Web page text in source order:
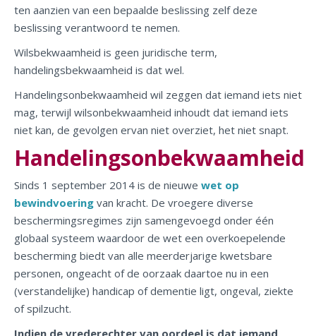
ten aanzien van een bepaalde beslissing zelf deze
beslissing verantwoord te nemen.
Wilsbekwaamheid is geen juridische term,
handelingsbekwaamheid is dat wel.
Handelingsonbekwaamheid wil zeggen dat iemand iets niet
mag, terwijl wilsonbekwaamheid inhoudt dat iemand iets
niet kan, de gevolgen ervan niet overziet, het niet snapt.
Handelingsonbekwaamheid
Sinds 1 september 2014 is de nieuwe wet op
bewindvoering van kracht. De vroegere diverse
beschermingsregimes zijn samengevoegd onder één
globaal systeem waardoor de wet een overkoepelende
bescherming biedt van alle meerderjarige kwetsbare
personen, ongeacht of de oorzaak daartoe nu in een
(verstandelijke) handicap of dementie ligt, ongeval, ziekte
of spilzucht.
Indien de vrederechter van oordeel is dat iemand